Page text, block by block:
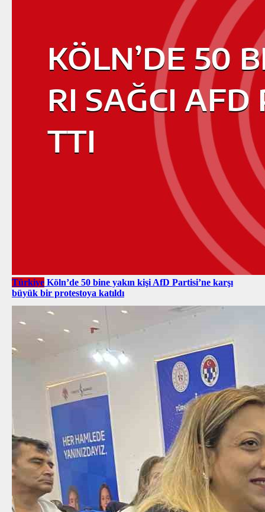
Türkiye Köln’de 50 bine yakın kişi AfD Partisi’ne karşı
büyük bir protestoya katıldı